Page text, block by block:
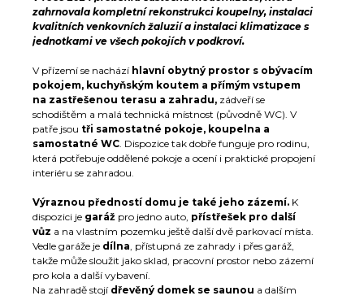
zahrnovala kompletní rekonstrukci koupelny, instalaci
kvalitních venkovních žaluzií a instalaci klimatizace s
jednotkami ve všech pokojích v podkroví.
V přízemí se nachází hlavní obytný prostor s obývacím
pokojem, kuchyňským koutem a přímým vstupem
na zastřešenou terasu a zahradu, zádveří se
schodištěm a malá technická místnost (původně WC). V
patře jsou tři samostatné pokoje, koupelna a
samostatné WC. Dispozice tak dobře funguje pro rodinu,
která potřebuje oddělené pokoje a ocení i praktické propojení
interiéru se zahradou.
Výraznou předností domu je také jeho zázemí. K
dispozici je garáž pro jedno auto, přístřešek pro další
vůz a na vlastním pozemku ještě další dvě parkovací místa.
Vedle garáže je dílna, přístupná ze zahrady i přes garáž,
takže může sloužit jako sklad, pracovní prostor nebo zázemí
pro kola a další vybavení.
Na zahradě stojí dřevěný domek se saunou a dalším